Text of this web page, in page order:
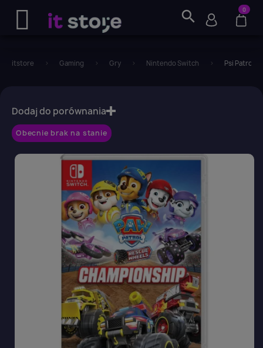
search 0
itstore Gaming Gry Nintendo Switch Psi Patrol
Obecnie brak na stanie
Dodaj do porównania